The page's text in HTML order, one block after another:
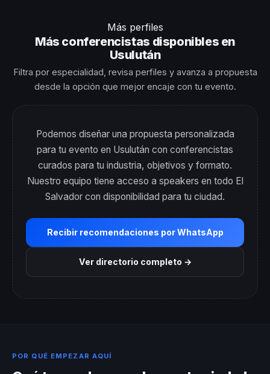
Más perfiles
Más conferencistas disponibles en
Usulután
Filtra por especialidad, revisa perfiles y avanza a propuesta
desde la opción que mejor encaje con tu evento.
Podemos diseñar una propuesta personalizada
para tu evento en Usulután con conferencistas
curados para tu industria, objetivos y formato.
Nuestro equipo tiene acceso a speakers en todo El
Salvador con disponibilidad para tu ciudad.
Recibir recomendaciones por WhatsApp
Ver directorio completo →
POR QUÉ EMPEZAR AQUÍ